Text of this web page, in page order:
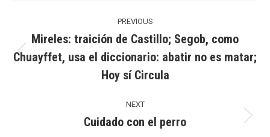
PREVIOUS
Previous
post:
Mireles: traición de Castillo; Segob, como
Chuayffet, usa el diccionario: abatir no es matar;
Hoy sí Circula
NEXT
Next
Cuidado con el perro